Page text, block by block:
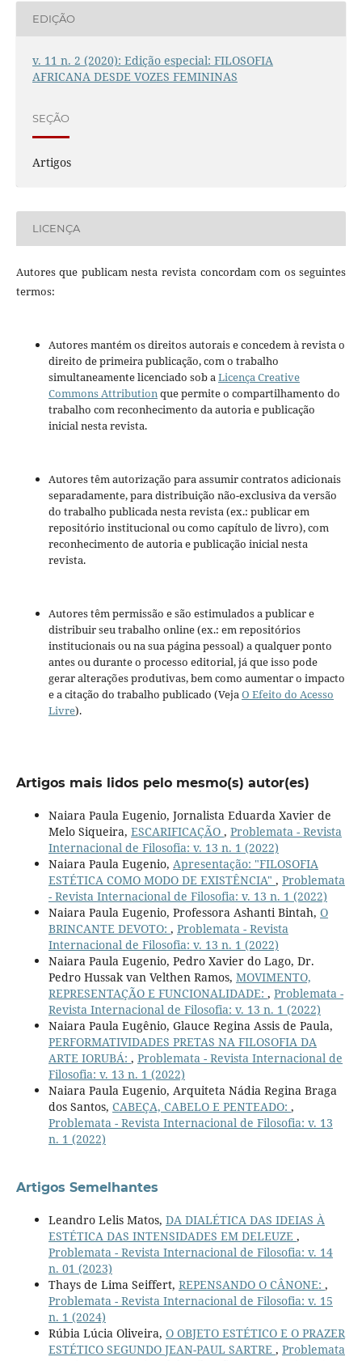
EDIÇÃO
v. 11 n. 2 (2020): Edição especial: FILOSOFIA
AFRICANA DESDE VOZES FEMININAS
SEÇÃO
Artigos
LICENÇA
Autores que publicam nesta revista concordam com os seguintes
termos:
Autores mantém os direitos autorais e concedem à revista o
direito de primeira publicação, com o trabalho
simultaneamente licenciado sob aLicença Creative
Commons Attributionque permite o compartilhamento do
trabalho com reconhecimento da autoria e publicação
inicial nesta revista.
Autores têm autorização para assumir contratos adicionais
separadamente, para distribuição não-exclusiva da versão
do trabalho publicada nesta revista (ex.: publicar em
repositório institucional ou como capítulo de livro), com
reconhecimento de autoria e publicação inicial nesta
revista.
Autores têm permissão e são estimulados a publicar e
distribuir seu trabalho online (ex.: em repositórios
institucionais ou na sua página pessoal) a qualquer ponto
antes ou durante o processo editorial, já que isso pode
gerar alterações produtivas, bem como aumentar o impacto
e a citação do trabalho publicado (VejaO Efeito do Acesso
Livre).
Artigos mais lidos pelo mesmo(s) autor(es)
Naiara Paula Eugenio, Jornalista Eduarda Xavier de
Melo Siqueira, ESCARIFICAÇÃO , Problemata - Revista
Internacional de Filosofia: v. 13 n. 1 (2022)
Naiara Paula Eugenio, Apresentação: "FILOSOFIA
ESTÉTICA COMO MODO DE EXISTÊNCIA" , Problemata
- Revista Internacional de Filosofia: v. 13 n. 1 (2022)
Naiara Paula Eugenio, Professora Ashanti Bintah, O
BRINCANTE DEVOTO: , Problemata - Revista
Internacional de Filosofia: v. 13 n. 1 (2022)
Naiara Paula Eugenio, Pedro Xavier do Lago, Dr.
Pedro Hussak van Velthen Ramos, MOVIMENTO,
REPRESENTAÇÃO E FUNCIONALIDADE: , Problemata -
Revista Internacional de Filosofia: v. 13 n. 1 (2022)
Naiara Paula Eugênio, Glauce Regina Assis de Paula,
PERFORMATIVIDADES PRETAS NA FILOSOFIA DA
ARTE IORUBÁ: , Problemata - Revista Internacional de
Filosofia: v. 13 n. 1 (2022)
Naiara Paula Eugenio, Arquiteta Nádia Regina Braga
dos Santos, CABEÇA, CABELO E PENTEADO: ,
Problemata - Revista Internacional de Filosofia: v. 13
n. 1 (2022)
Artigos Semelhantes
Leandro Lelis Matos, DA DIALÉTICA DAS IDEIAS À
ESTÉTICA DAS INTENSIDADES EM DELEUZE ,
Problemata - Revista Internacional de Filosofia: v. 14
n. 01 (2023)
Thays de Lima Seiffert, REPENSANDO O CÂNONE: ,
Problemata - Revista Internacional de Filosofia: v. 15
n. 1 (2024)
Rúbia Lúcia Oliveira, O OBJETO ESTÉTICO E O PRAZER
ESTÉTICO SEGUNDO JEAN-PAUL SARTRE , Problemata